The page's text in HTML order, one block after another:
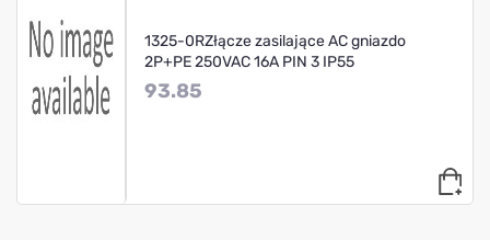
1325-0RZłącze zasilające AC gniazdo
2P+PE 250VAC 16A PIN 3 IP55
93.85